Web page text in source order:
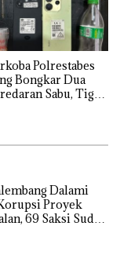
Polrestabes
Bongkar Dua
Sabu, Tiga
Dalami
Proyek
69 Saksi Sudah